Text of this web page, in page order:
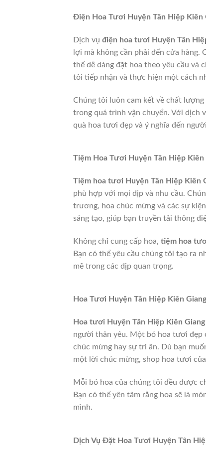
Điện Hoa Tươi Huyện Tân Hiệp Kiên
Dịch vụ điện hoa tươi Huyện Tân
lợi mà không cần phải đến cửa
thể dễ dàng đặt hoa theo yêu cầu và
tôi tiếp nhận và thực hiện một cách
Chúng tôi luôn cam kết về chất
trong quá trình vận chuyển. Với dịch
quà hoa tươi đẹp và ý nghĩa đến
Tiệm Hoa Tươi Huyện Tân Hiệp
Tiệm hoa tươi Huyện Tân Hiệp Kiên
phù hợp với mọi dịp và nhu cầu.
trương, hoa chúc mừng và các sự
sáng tạo, giúp bạn truyền tải thông
Không chỉ cung cấp hoa, tiệm hoa
Bạn có thể yêu cầu chúng tôi tạo ra
mẽ trong các dịp quan trọng.
Hoa Tươi Huyện Tân Hiệp Kiên
Hoa tươi Huyện Tân Hiệp Kiên Giang
người thân yêu. Một bó hoa tươi đẹp
chúc mừng hay sự tri ân. Dù bạn
một lời chúc mừng, shop hoa tươi
Mỗi bó hoa của chúng tôi đều được
Bạn có thể yên tâm rằng hoa sẽ là
mình.
Dịch Vụ Đặt Hoa Tươi Huyện Tân